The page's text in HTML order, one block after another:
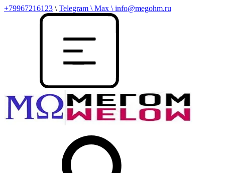
+79967216123 \ Telegram \ Max \ info@megohm.ru